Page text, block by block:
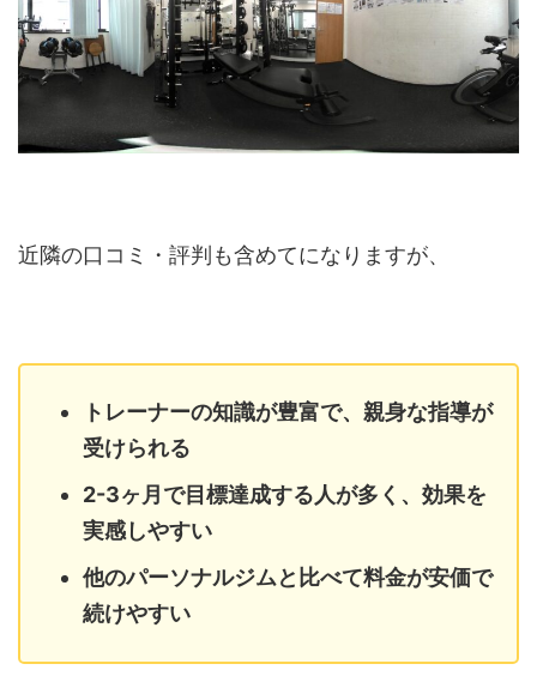
近隣の口コミ・評判も含めてになりますが、
トレーナーの知識が豊富で、親身な指導が
受けられる
2-3ヶ月で目標達成する人が多く、効果を
実感しやすい
他のパーソナルジムと比べて料金が安価で
続けやすい